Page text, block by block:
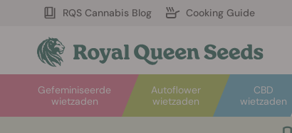
RQS Cannabis Blog Cooking Guide
Autoflower
wietzaden
Gefeminiseerde
wietzaden
CBD
wietzaden